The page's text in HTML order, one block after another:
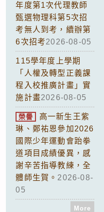
年度第1次代理教師
甄選物理科第5次招
考無人到考，續辦第
6次招考2026-08-05
115學年度上學期
「人權及轉型正義課
程入校推廣計畫」實
施計畫2026-08-05
榮譽
高一新生王紫
琳、鄭祐恩參加2026
國際少年運動會跆拳
道項目成績優異，感
謝辛苦指導教練，全
體師生賀。 2026-08-
05
More